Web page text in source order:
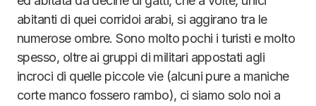
abitanti di quei corridoi arabi, si aggirano tra le
numerose ombre. Sono molto pochi i turisti e molto
spesso, oltre ai gruppi di militari appostati agli
incroci di quelle piccole vie (alcuni pure a maniche
corte manco fossero rambo), ci siamo solo noi a